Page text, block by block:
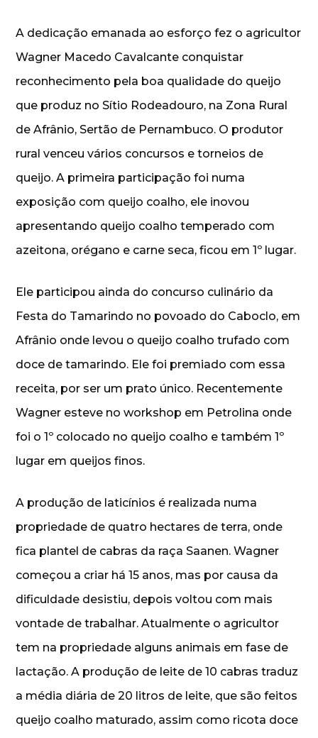
A dedicação emanada ao esforço fez o agricultor
Wagner Macedo Cavalcante conquistar
reconhecimento pela boa qualidade do queijo
que produz no Sítio Rodeadouro, na Zona Rural
de Afrânio, Sertão de Pernambuco. O produtor
rural venceu vários concursos e torneios de
queijo. A primeira participação foi numa
exposição com queijo coalho, ele inovou
apresentando queijo coalho temperado com
azeitona, orégano e carne seca, ficou em 1º lugar.
Ele participou ainda do concurso culinário da
Festa do Tamarindo no povoado do Caboclo, em
Afrânio onde levou o queijo coalho trufado com
doce de tamarindo. Ele foi premiado com essa
receita, por ser um prato único. Recentemente
Wagner esteve no workshop em Petrolina onde
foi o 1º colocado no queijo coalho e também 1º
lugar em queijos finos.
A produção de laticínios é realizada numa
propriedade de quatro hectares de terra, onde
fica plantel de cabras da raça Saanen. Wagner
começou a criar há 15 anos, mas por causa da
dificuldade desistiu, depois voltou com mais
vontade de trabalhar. Atualmente o agricultor
tem na propriedade alguns animais em fase de
lactação. A produção de leite de 10 cabras traduz
a média diária de 20 litros de leite, que são feitos
queijo coalho maturado, assim como ricota doce